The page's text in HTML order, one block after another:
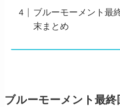
ブルーモーメント最
末まとめ
ブルーモーメント最